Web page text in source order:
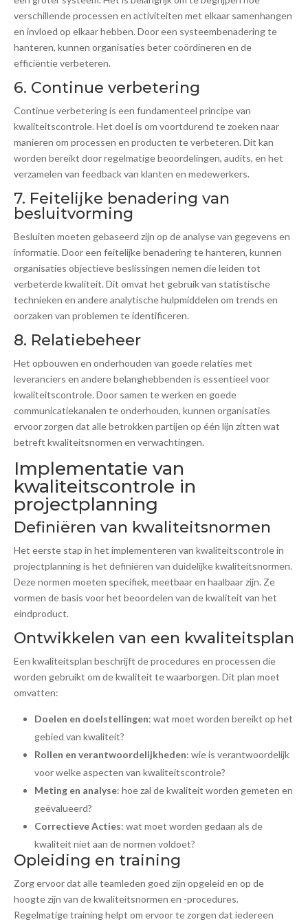
verschillende processen en activiteiten met elkaar samenhangen
en invloed op elkaar hebben. Door een systeembenadering te
hanteren, kunnen organisaties beter coördineren en de
efficiëntie verbeteren.
6. Continue verbetering
Continue verbetering is een fundamenteel principe van
kwaliteitscontrole. Het doel is om voortdurend te zoeken naar
manieren om processen en producten te verbeteren. Dit kan
worden bereikt door regelmatige beoordelingen, audits, en het
verzamelen van feedback van klanten en medewerkers.
7. Feitelijke benadering van
besluitvorming
Besluiten moeten gebaseerd zijn op de analyse van gegevens en
informatie. Door een feitelijke benadering te hanteren, kunnen
organisaties objectieve beslissingen nemen die leiden tot
verbeterde kwaliteit. Dit omvat het gebruik van statistische
technieken en andere analytische hulpmiddelen om trends en
oorzaken van problemen te identificeren.
8. Relatiebeheer
Het opbouwen en onderhouden van goede relaties met
leveranciers en andere belanghebbenden is essentieel voor
kwaliteitscontrole. Door samen te werken en goede
communicatiekanalen te onderhouden, kunnen organisaties
ervoor zorgen dat alle betrokken partijen op één lijn zitten wat
betreft kwaliteitsnormen en verwachtingen.
Implementatie van
kwaliteitscontrole in
projectplanning
Definiëren van kwaliteitsnormen
Het eerste stap in het implementeren van kwaliteitscontrole in
projectplanning is het definiëren van duidelijke kwaliteitsnormen.
Deze normen moeten specifiek, meetbaar en haalbaar zijn. Ze
vormen de basis voor het beoordelen van de kwaliteit van het
eindproduct.
Ontwikkelen van een kwaliteitsplan
Een kwaliteitsplan beschrijft de procedures en processen die
worden gebruikt om de kwaliteit te waarborgen. Dit plan moet
omvatten:
Doelen en doelstellingen: wat moet worden bereikt op het
gebied van kwaliteit?
Rollen en verantwoordelijkheden: wie is verantwoordelijk
voor welke aspecten van kwaliteitscontrole?
Meting en analyse: hoe zal de kwaliteit worden gemeten en
geëvalueerd?
Correctieve Acties: wat moet worden gedaan als de
kwaliteit niet aan de normen voldoet?
Opleiding en training
Zorg ervoor dat alle teamleden goed zijn opgeleid en op de
hoogte zijn van de kwaliteitsnormen en -procedures.
Regelmatige training helpt om ervoor te zorgen dat iedereen